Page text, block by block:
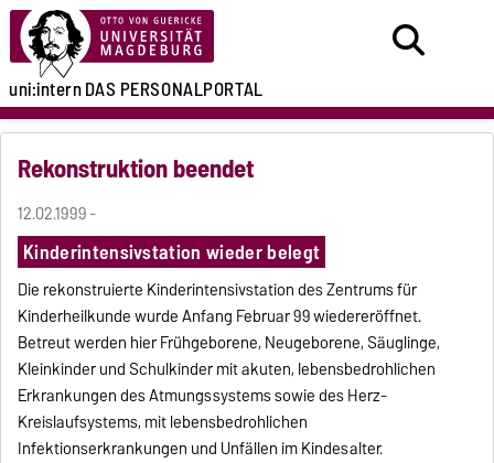
uni:internDAS PERSONALPORTAL
Rekonstruktion beendet
12.02.1999 -
Kinderintensivstation wieder belegt
Die rekonstruierte Kinderintensivstation des Zentrums für
Kinderheilkunde wurde Anfang Februar 99 wiedereröffnet.
Betreut werden hier Frühgeborene, Neugeborene, Säuglinge,
Kleinkinder und Schulkinder mit akuten, lebensbedrohlichen
Erkrankungen des Atmungssystems sowie des Herz-
Kreislaufsystems, mit lebensbedrohlichen
Infektionserkrankungen und Unfällen im Kindesalter.